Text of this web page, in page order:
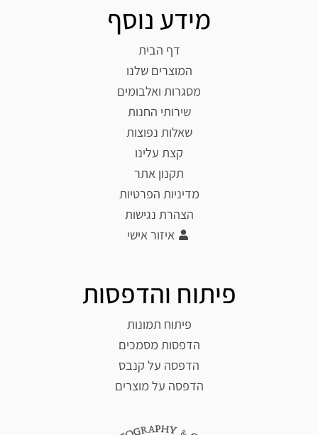
מידע נוסף
דף הבית
המוצרים שלנו
מסגרות ואלבומים
שירותי החנות
שאלות נפוצות
קצת עלינו
תקנון אתר
מדיניות הפרטיות
הצהרת נגישות
איזור אישי
פיתוח והדפסות
פיתוח תמונות
הדפסות מסמכים
הדפסה על קנבס
הדפסה על מוצרים